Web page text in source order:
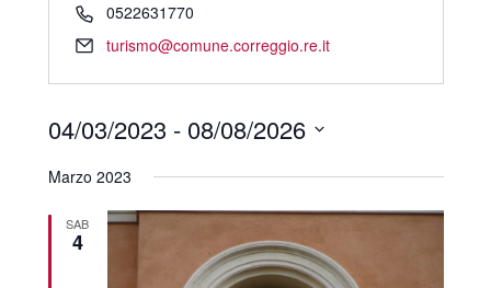
0522631770
turismo@comune.correggio.re.it
04/03/2023 - 08/08/2026
date.
Marzo 2023
SAB
4